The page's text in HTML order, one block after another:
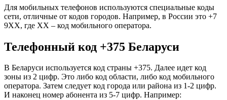
Для мобильных телефонов используются специальные коды
сети, отличные от кодов городов. Например, в России это +7
9ХХ, где ХХ – код мобильного оператора.
Телефонный код +375 Беларуси
В Беларуси используется код страны +375. Далее идет код
зоны из 2 цифр. Это либо код области, либо код мобильного
оператора. Затем следует код города или района из 1-2 цифр.
И наконец номер абонента из 5-7 цифр. Например: